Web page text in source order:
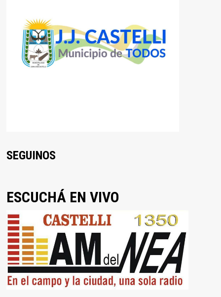
SEGUINOS
ESCUCHÁ EN VIVO